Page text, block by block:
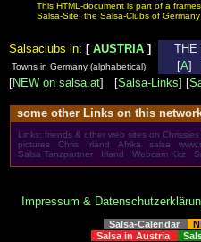
This HTML-document is part of a
Salsa-Site, the Salsa-Clubs of
Salsaclubs in: [ AUSTRIA ] THE
Towns in Germany (alphabetical):
[A]
[NEW on salsa.at] [Salsa-Links] [
some other Links on this
Links: friends & other web sites on
pictures
Chris Irland Afrika salsa
Salsa Tanzpartner
Irland Webcam Kitz
Impressum &
Salsa-Calendar
Salsa in Austria